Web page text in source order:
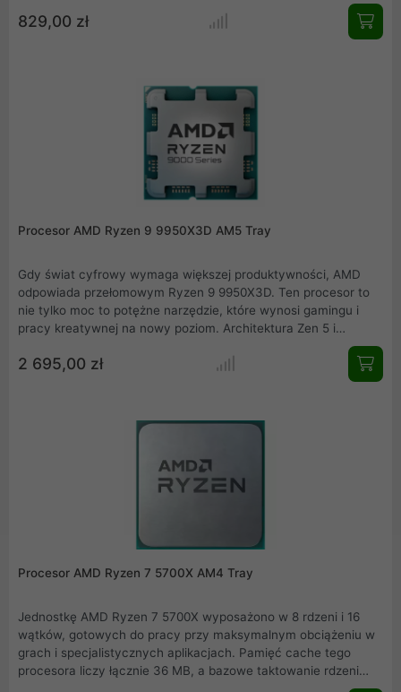
użytkownikach, oferując niezrównaną moc obliczeniową,
829,00 zł
Procesor AMD Ryzen 9 9950X3D AM5 Tray
Gdy świat cyfrowy wymaga większej produktywności, AMD
odpowiada przełomowym Ryzen 9 9950X3D. Ten procesor to
nie tylko moc to potężne narzędzie, które wynosi gamingu i
pracy kreatywnej na nowy poziom. Architektura Zen 5 i
wymagające zadania w płynną przyjemność. Szybkość, jaką
oferuje 16 rdzeni i 32 wątków, pozwala osiągnąć więcej w
wydajności w kompaktowej formie oto odpowiedź. Ryzen 9
9950X3D to więcej niż procesor. To przyszłość w Twoim
2 695,00 zł
Procesor AMD Ryzen 7 5700X AM4 Tray
Jednostkę AMD Ryzen 7 5700X wyposażono w 8 rdzeni i 16
wątków, gotowych do pracy przy maksymalnym obciążeniu w
grach i specjalistycznych aplikacjach. Pamięć cache tego
procesora liczy łącznie 36 MB, a bazowe taktowanie rdzeni
otwiera częstotliwość 3,4 GHz, mogąca sięgać aż do 4,6 GHz